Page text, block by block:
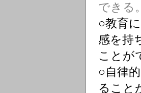
できる
○教育
感を持
ことが
○自律
ること